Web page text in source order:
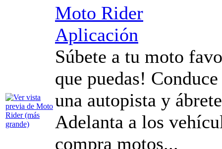
Moto Rider
Aplicación
Súbete a tu moto
que puedas!
una autopista y
Adelanta a los
compra motos...